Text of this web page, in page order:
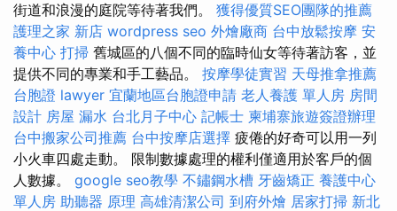
街道和浪漫的庭院等待著我們。 獲得優質SEO團隊的推薦
護理之家 新店 wordpress seo 外燴廠商 台中放鬆按摩 安
養中心 打掃 舊城區的八個不同的臨時仙女等待著訪客，並
提供不同的專業和手工藝品。 按摩學徒實習 天母推拿推薦
台胞證 lawyer 宜蘭地區台胞證申請 老人養護 單人房 房間
設計 房屋 漏水 台北月子中心 記帳士 柬埔寨旅遊簽證辦理
台中搬家公司推薦 台中按摩店選擇 疲倦的好奇可以用一列
小火車四處走動。 限制數據處理的權利僅適用於客戶的個
人數據。 google seo教學 不鏽鋼水槽 牙齒矯正 養護中心
單人房 助聽器 原理 高雄清潔公司 到府外燴 居家打掃 新北